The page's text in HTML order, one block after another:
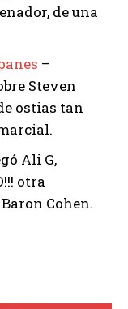
de una
–
Steven
ostias tan
Ali G,
otra
Cohen.